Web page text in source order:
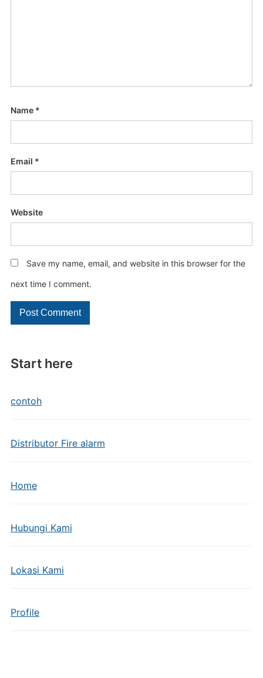
Start here
contoh
Distributor Fire alarm
Home
Hubungi Kami
Lokasi Kami
Profile
Name *
Email *
Website
Save my name, email, and website in this browser for the
next time I comment.